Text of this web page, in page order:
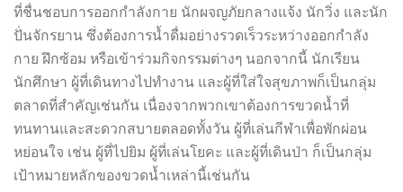
ที่ชื่นชอบการออกกำลังกาย นักผจญภัยกลางแจ้ง นักวิ่ง และนัก
ปั่นจักรยาน ซึ่งต้องการน้ำดื่มอย่างรวดเร็วระหว่างออกกำลัง
กาย ฝึกซ้อม หรือเข้าร่วมกิจกรรมต่างๆ นอกจากนี้ นักเรียน
นักศึกษา ผู้ที่เดินทางไปทำงาน และผู้ที่ใส่ใจสุขภาพก็เป็นกลุ่ม
ตลาดที่สำคัญเช่นกัน เนื่องจากพวกเขาต้องการขวดน้ำที่
ทนทานและสะดวกสบายตลอดทั้งวัน ผู้ที่เล่นกีฬาเพื่อพักผ่อน
หย่อนใจ เช่น ผู้ที่ไปยิม ผู้ที่เล่นโยคะ และผู้ที่เดินป่า ก็เป็นกลุ่ม
เป้าหมายหลักของขวดน้ำเหล่านี้เช่นกัน